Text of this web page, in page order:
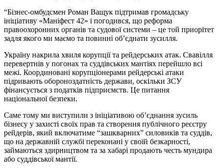
“Бізнес-омбудсмен Роман Ващук підтримав громадську
ініціативу «Маніфест 42» і погодився, що реформа
правоохоронних органів та судової системи – це той приорітет
задля якого ми маємо та повинні об’єднати зусилля.
Україну накрила хвиля корупції та рейдерських атак. Свавілля
перевертнів у погонах та суддівських мантіях перейшло всі
межі. Координовані корупціонерами рейдерські атаки
підривають обороноздатність держави, оскільки ЗСУ
фінансується з податків підприємств. Це питання
національної безпеки.
Саме тому ми виступили з ініціативою об’єднання зусиль
бізнесу у захисті своїх прав та створення публічного реєстру
рейдерів, який включатиме “зашкварних” силовиків та суддів,
що на державній службі переконані у своїй безкарності,
займаються здирництвом та за хабарі продають честь мундира
або суддівської мантії.